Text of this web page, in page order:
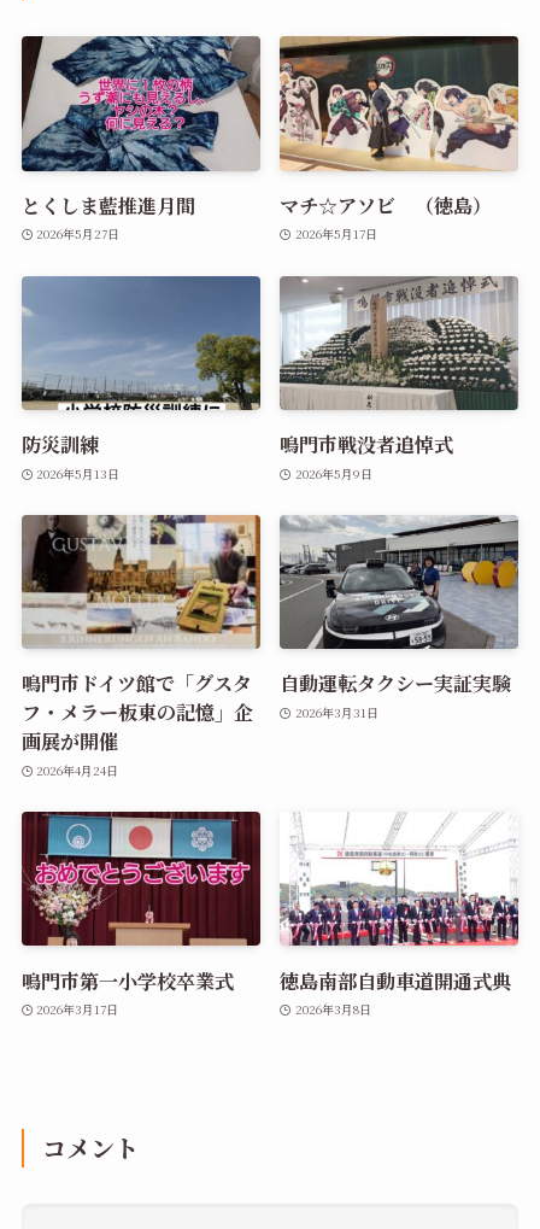
とくしま藍推進月間
2026年5月27日
マチ☆アソビ （徳島）
2026年5月17日
防災訓練
2026年5月13日
鳴門市戦没者追悼式
2026年5月9日
鳴門市ドイツ館で「グスタ
フ・メラー板東の記憶」企
画展が開催
2026年4月24日
自動運転タクシー実証実験
2026年3月31日
鳴門市第一小学校卒業式
2026年3月17日
徳島南部自動車道開通式典
2026年3月8日
コメント